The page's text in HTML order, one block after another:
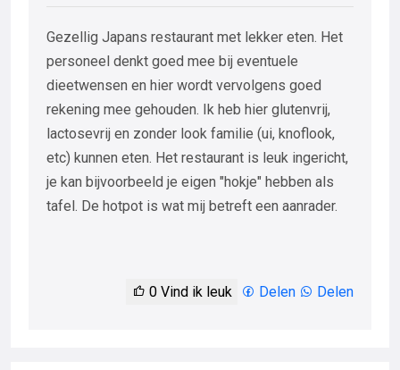
Gezellig Japans restaurant met lekker eten. Het
personeel denkt goed mee bij eventuele
dieetwensen en hier wordt vervolgens goed
rekening mee gehouden. Ik heb hier glutenvrij,
lactosevrij en zonder look familie (ui, knoflook,
etc) kunnen eten. Het restaurant is leuk ingericht,
je kan bijvoorbeeld je eigen "hokje" hebben als
tafel. De hotpot is wat mij betreft een aanrader.
0 Vind ik leuk Delen Delen